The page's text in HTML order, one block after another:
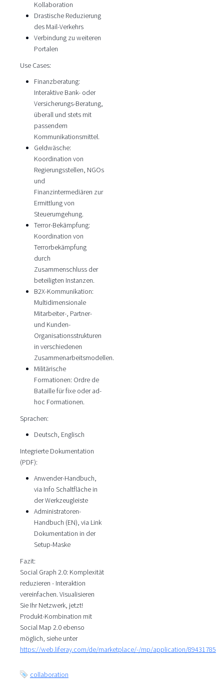
Kollaboration
Drastische Reduzierung
des Mail-Verkehrs
Verbindung zu weiteren
Portalen
Use Cases:
Finanzberatung:
Interaktive Bank- oder
Versicherungs-Beratung,
überall und stets mit
passendem
Kommunikationsmittel.
Geldwäsche:
Koordination von
Regierungsstellen, NGOs
und
Finanzintermediären zur
Ermittlung von
Steuerumgehung.
Terror-Bekämpfung:
Koordination von
Terrorbekämpfung
durch
Zusammenschluss der
beteiligten Instanzen.
B2X-Kommunikation:
Multidimensionale
Mitarbeiter-, Partner-
und Kunden-
Organisationsstrukturen
in verschiedenen
Zusammenarbeitsmodellen.
Militärische
Formationen: Ordre de
Bataille für fixe oder ad-
hoc Formationen.
Sprachen:
Deutsch, Englisch
Integrierte Dokumentation
(PDF):
Anwender-Handbuch,
via Info Schaltfläche in
der Werkzeugleiste
Administratoren-
Handbuch (EN), via Link
Dokumentation in der
Setup-Maske
Fazit:
Social Graph 2.0: Komplexität
reduzieren - Interaktion
vereinfachen. Visualisieren
Sie Ihr Netzwerk, jetzt!
Produkt-Kombination mit
Social Map 2.0 ebenso
möglich, siehe unter
https://web.liferay.com/de/marketplace/-/mp/application/89431785
collaboration